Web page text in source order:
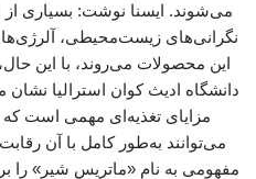
می‌شوند. ایسنا نوشت: بسیاری
نگرانی‌های زیست‌محیطی،
این محصولات می‌روند، با این
دانشگاه ادیث کوان استرالیا
مزایای تغذیه‌ای مهمی است
می‌توانند به‌طور کامل با آن
مفهومی به نام «ماتریس شیر» را